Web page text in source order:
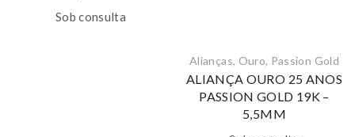
Sob consulta
Alianças, Ouro, Passion Gold
ALIANÇA OURO 25 ANOS
PASSION GOLD 19K –
5,5MM